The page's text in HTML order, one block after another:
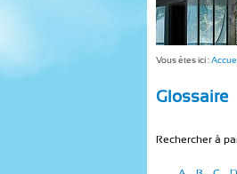
Vous êtes ici :
Glossaire
Rechercher à